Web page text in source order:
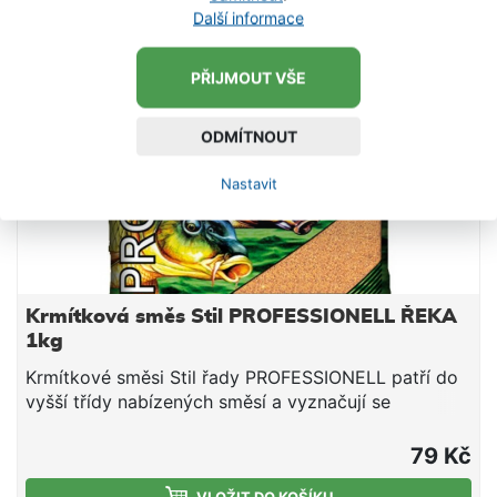
Další informace
PŘIJMOUT VŠE
ODMÍTNOUT
Nastavit
díky čemuž je ideální pro přidávání dalšího partiklu,
DOPORUČUJEME!
Krmítková směs Stil PROFESSIONELL ŘEKA
1kg
Krmítkové směsi Stil řady PROFESSIONELL patří do
vyšší třídy nabízených směsí a vyznačují se
dobrou zpracovatelností. Ať už lovíte na stojatých,
mírně tekoucích, či velmi proudných vodách, v rámci
79 Kč